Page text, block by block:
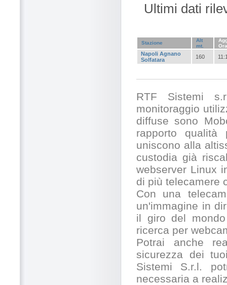
Ultimi dati
Stazione
Alt
mt.
Ora
Napoli Agnano
Solfatara
160
RTF Sistemi
monitoraggio
diffuse sono
rapporto qualità
uniscono alla
custodia già
webserver Linux
di più telecamere
Con una
un'immagine in
il giro del
ricerca per
Potrai anche
sicurezza dei
Sistemi S.r.l.
necessaria a